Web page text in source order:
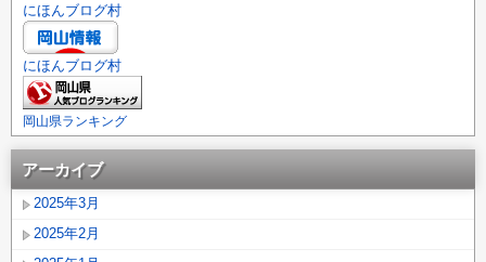
にほんブログ村
にほんブログ村
岡山県ランキング
アーカイブ
2025年3月
2025年2月